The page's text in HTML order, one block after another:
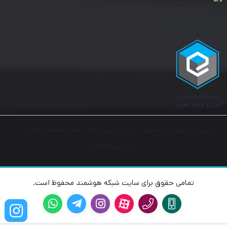
تمامی حقوق برای سایت شبکه هوشمند محفوظ است.